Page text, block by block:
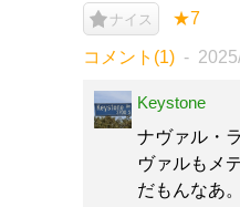
ナイス ★7
コメント(1)
Keystone
ナヴァル・
ヴァルもメ
だもんなあ。